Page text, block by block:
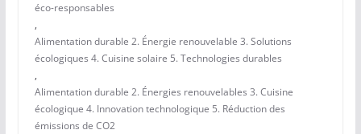
éco-responsables
,
Alimentation durable 2. Énergie renouvelable 3. Solutions
écologiques 4. Cuisine solaire 5. Technologies durables
,
Alimentation durable 2. Énergies renouvelables 3. Cuisine
écologique 4. Innovation technologique 5. Réduction des
émissions de CO2